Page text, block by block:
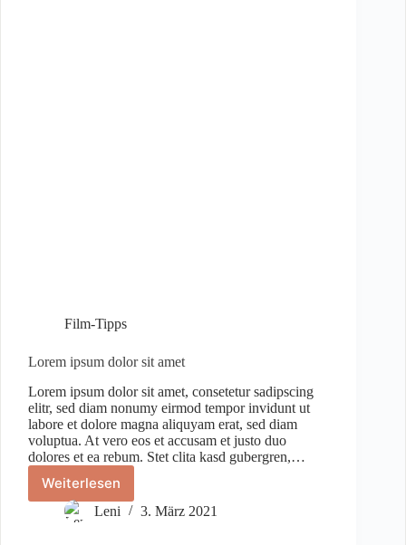
Film-Tipps
Lorem ipsum dolor sit amet
Lorem ipsum dolor sit amet, consetetur sadipscing
elitr, sed diam nonumy eirmod tempor invidunt ut
labore et dolore magna aliquyam erat, sed diam
voluptua. At vero eos et accusam et justo duo
dolores et ea rebum. Stet clita kasd gubergren,…
Weiterlesen
Lorem
ipsum
dolor
Leni 3. März 2021